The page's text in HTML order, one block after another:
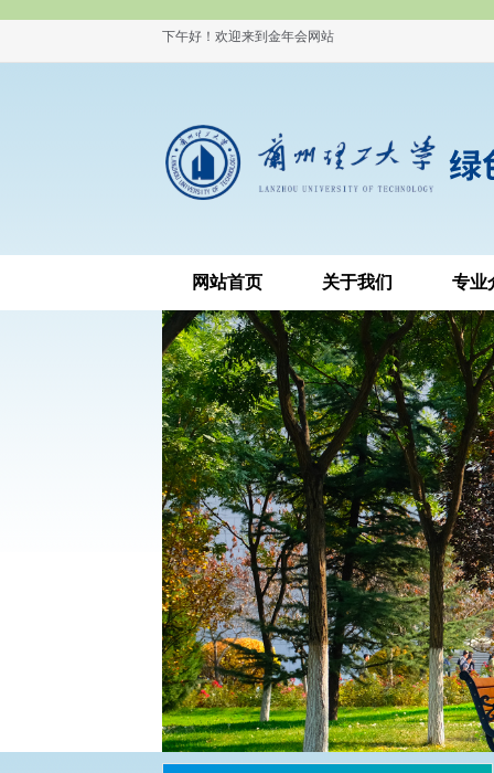
下午好！欢迎来到金年会网站
网站首页 关于我们 专业